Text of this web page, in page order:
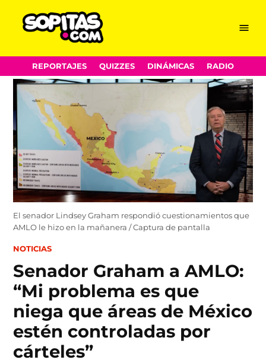
Skip
to
content
Menu
REPORTAJES QUIZZES DINÁMICAS RADIO
El senador Lindsey Graham respondió cuestionamientos que
AMLO le hizo en la mañanera / Captura de pantalla
POSTED
NOTICIAS
Senador Graham a AMLO:
“Mi problema es que
niega que áreas de México
estén controladas por
cárteles”